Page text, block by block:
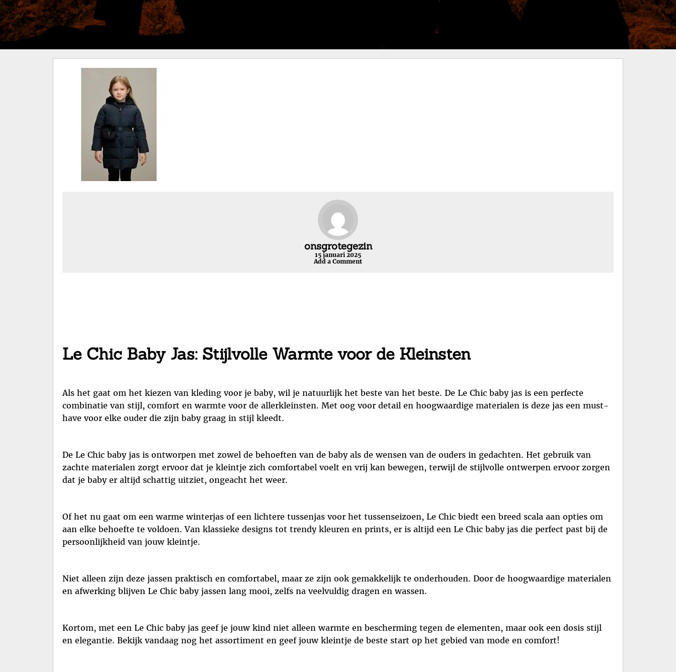
onsgrotegezin
15 januari 2025
Add a Comment
Le Chic Baby Jas: Stijlvolle Warmte voor de Kleinsten
Als het gaat om het kiezen van kleding voor je baby, wil je natuurlijk het beste van het beste. De Le Chic baby jas is een perfecte
combinatie van stijl, comfort en warmte voor de allerkleinsten. Met oog voor detail en hoogwaardige materialen is deze jas een must-
have voor elke ouder die zijn baby graag in stijl kleedt.
De Le Chic baby jas is ontworpen met zowel de behoeften van de baby als de wensen van de ouders in gedachten. Het gebruik van
zachte materialen zorgt ervoor dat je kleintje zich comfortabel voelt en vrij kan bewegen, terwijl de stijlvolle ontwerpen ervoor zorgen
dat je baby er altijd schattig uitziet, ongeacht het weer.
Of het nu gaat om een warme winterjas of een lichtere tussenjas voor het tussenseizoen, Le Chic biedt een breed scala aan opties om
aan elke behoefte te voldoen. Van klassieke designs tot trendy kleuren en prints, er is altijd een Le Chic baby jas die perfect past bij de
persoonlijkheid van jouw kleintje.
Niet alleen zijn deze jassen praktisch en comfortabel, maar ze zijn ook gemakkelijk te onderhouden. Door de hoogwaardige materialen
en afwerking blijven Le Chic baby jassen lang mooi, zelfs na veelvuldig dragen en wassen.
Kortom, met een Le Chic baby jas geef je jouw kind niet alleen warmte en bescherming tegen de elementen, maar ook een dosis stijl
en elegantie. Bekijk vandaag nog het assortiment en geef jouw kleintje de beste start op het gebied van mode en comfort!